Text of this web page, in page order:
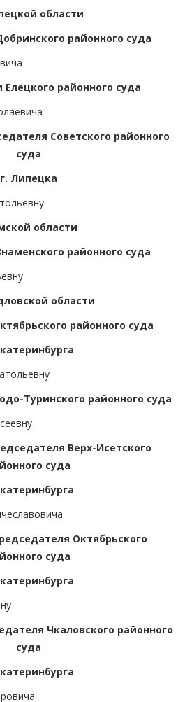
области
районного суда
районного суда
Советского районного
суда
г. Липецка
области
районного суда
области
районного суда
Туринского районного суда
Верх-Исетского
суда
Октябрьского
суда
Чкаловского районного
суда